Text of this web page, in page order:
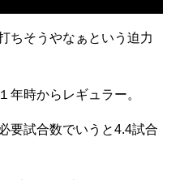
ちそうやなぁという迫力
年時からレギュラー。
要試合数でいうと4.4試合